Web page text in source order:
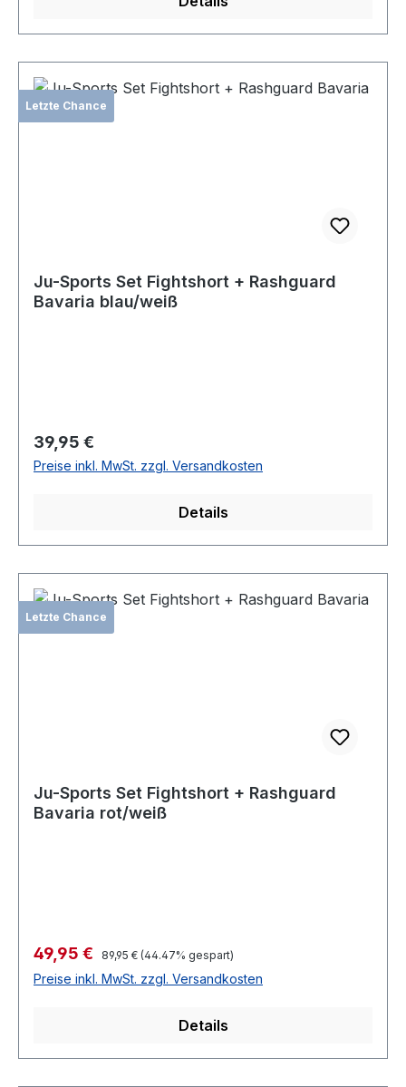
Letzte Chance
Ju-Sports Set Fightshort + Rashguard
Bavaria blau/weiß
Regulärer Preis:
39,95 €
Preise inkl. MwSt. zzgl. Versandkosten
Details
Letzte Chance
Ju-Sports Set Fightshort + Rashguard
Bavaria rot/weiß
Verkaufspreis:
49,95 € Regulärer Preis:
89,95 € (44.47% gespart)
Preise inkl. MwSt. zzgl. Versandkosten
Details